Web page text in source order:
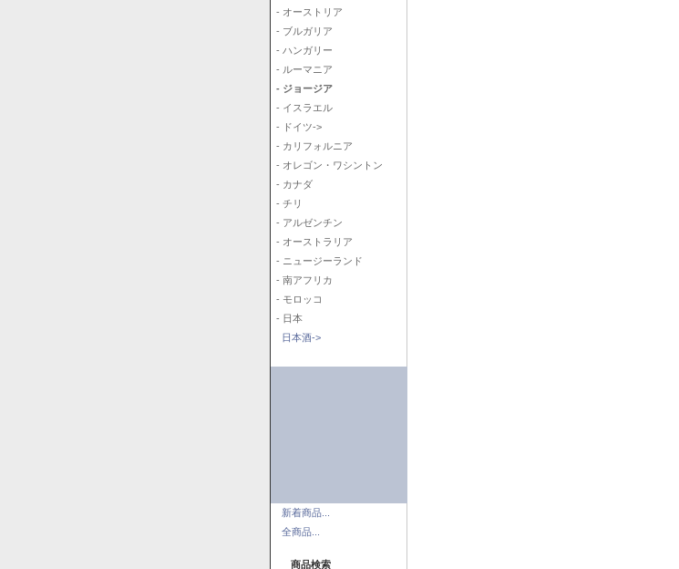
- オーストリア
- ブルガリア
- ハンガリー
- ルーマニア
- ジョージア
- イスラエル
- ドイツ->
- カリフォルニア
- オレゴン・ワシントン
- カナダ
- チリ
- アルゼンチン
- オーストラリア
- ニュージーランド
- 南アフリカ
- モロッコ
- 日本
日本酒->
新着商品...
全商品...
商品検索